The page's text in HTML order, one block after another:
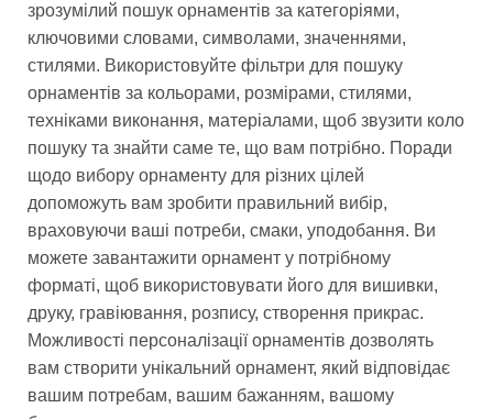
зрозумілий пошук орнаментів за категоріями,
ключовими словами, символами, значеннями,
стилями. Використовуйте фільтри для пошуку
орнаментів за кольорами, розмірами, стилями,
техніками виконання, матеріалами, щоб звузити коло
пошуку та знайти саме те, що вам потрібно. Поради
щодо вибору орнаменту для різних цілей
допоможуть вам зробити правильний вибір,
враховуючи ваші потреби, смаки, уподобання. Ви
можете завантажити орнамент у потрібному
форматі, щоб використовувати його для вишивки,
друку, гравіювання, розпису, створення прикрас.
Можливості персоналізації орнаментів дозволять
вам створити унікальний орнамент, який відповідає
вашим потребам, вашим бажанням, вашому